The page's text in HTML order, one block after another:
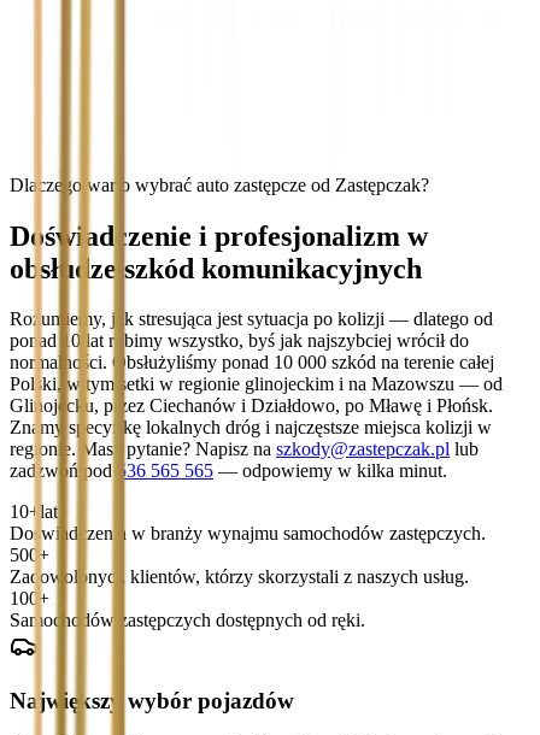
Dlaczego warto wybrać auto zastępcze od Zastępczak?
Doświadczenie i profesjonalizm w
obsłudze szkód komunikacyjnych
Rozumiemy, jak stresująca jest sytuacja po kolizji — dlatego od
ponad 10 lat robimy wszystko, byś jak najszybciej wrócił do
normalności. Obsłużyliśmy ponad 10 000 szkód na terenie całej
Polski, w tym setki w regionie glinojeckim i na Mazowszu — od
Glinojecku, przez Ciechanów i Działdowo, po Mławę i Płońsk.
Znamy specyfikę lokalnych dróg i najczęstsze miejsca kolizji w
regionie. Masz pytanie? Napisz na szkody@zastepczak.pl lub
zadzwoń pod 536 565 565 — odpowiemy w kilka minut.
10+ lat
Doświadczenia w branży wynajmu samochodów zastępczych.
500+
Zadowolonych klientów, którzy skorzystali z naszych usług.
100+
Samochodów zastępczych dostępnych od ręki.
Największy wybór pojazdów